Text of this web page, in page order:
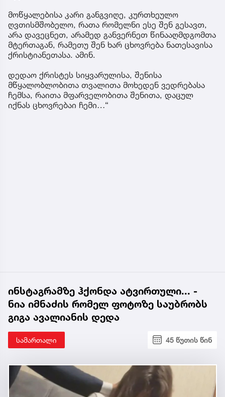
მოწყალებისა კარი განგვიღე, კურთხეულო
ღვთისმშობელო, რათა რომელნი ესე შენ გესავთ,
არა დავეცნეთ, არამედ განვერნეთ წინააღმდგომთა
მტერთაგან, რამეთუ შენ ხარ ცხოვრება ნათესავისა
ქრისტიანეთასა. ამინ.
დედაო ქრისტეს სიყვარულისა, შენისა
მწყალობლობითა თვალითა მოხედენ ვედრებასა
ჩემსა, რაითა მფარველობითა შენითა, დაცულ
იქნას ცხოვრებაი ჩემი…“
ინსტაგრამზე ჰქონდა ატვირთული... -
ნია იმნაძის რომელ ფოტოზე საუბრობს
გიგა ავალიანის დედა
სამართალი 45 წუთის წინ